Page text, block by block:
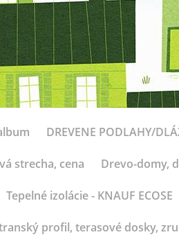
DREVENE PODLAHY/
strecha, cena Drevo-domy,
Tepelné izolácie - KNAUF ECOSE
profil, terasové dosky,